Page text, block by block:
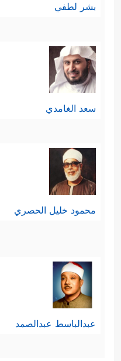
بشر لطفي
سعد الغامدي
محمود خليل الحصري
عبدالباسط عبدالصمد